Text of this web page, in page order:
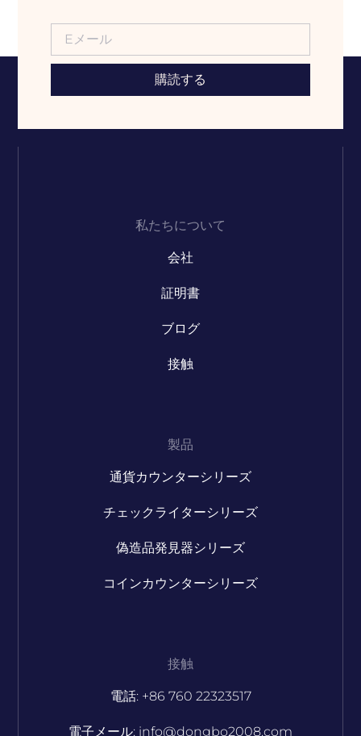
購読する
私たちについて
会社
証明書
ブログ
接触
製品
通貨カウンターシリーズ
チェックライターシリーズ
偽造品発見器シリーズ
コインカウンターシリーズ
接触
電話: +86 760 22323517
電子メール: info@dongbo2008.com